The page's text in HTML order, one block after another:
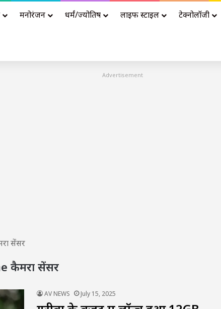
मनोरंजन धर्मं/ज्योतिष लाइफ स्टाइल टेक्नोलॉजी
Advertisement
सेंसर
कैमरा सेंसर
AV NEWS July 15, 2025